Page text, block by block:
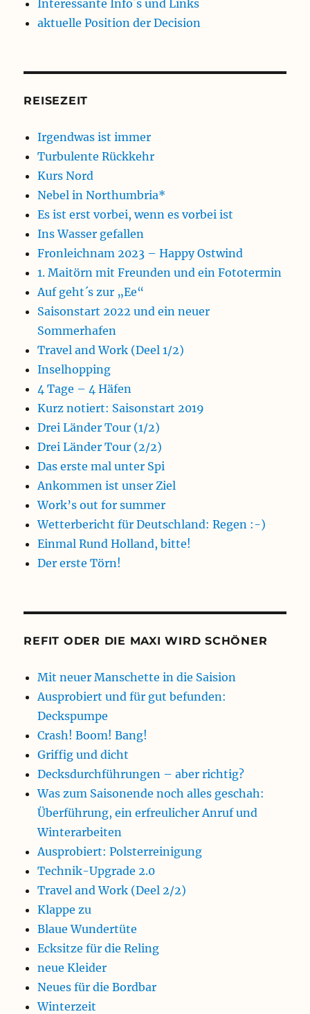
Interessante Info´s und Links
aktuelle Position der Decision
REISEZEIT
Irgendwas ist immer
Turbulente Rückkehr
Kurs Nord
Nebel in Northumbria*
Es ist erst vorbei, wenn es vorbei ist
Ins Wasser gefallen
Fronleichnam 2023 – Happy Ostwind
1. Maitörn mit Freunden und ein Fototermin
Auf geht´s zur „Ee“
Saisonstart 2022 und ein neuer
Sommerhafen
Travel and Work (Deel 1/2)
Inselhopping
4 Tage – 4 Häfen
Kurz notiert: Saisonstart 2019
Drei Länder Tour (1/2)
Drei Länder Tour (2/2)
Das erste mal unter Spi
Ankommen ist unser Ziel
Work’s out for summer
Wetterbericht für Deutschland: Regen :-)
Einmal Rund Holland, bitte!
Der erste Törn!
REFIT ODER DIE MAXI WIRD SCHÖNER
Mit neuer Manschette in die Saision
Ausprobiert und für gut befunden:
Deckspumpe
Crash! Boom! Bang!
Griffig und dicht
Decksdurchführungen – aber richtig?
Was zum Saisonende noch alles geschah:
Überführung, ein erfreulicher Anruf und
Winterarbeiten
Ausprobiert: Polsterreinigung
Technik-Upgrade 2.0
Travel and Work (Deel 2/2)
Klappe zu
Blaue Wundertüte
Ecksitze für die Reling
neue Kleider
Neues für die Bordbar
Winterzeit